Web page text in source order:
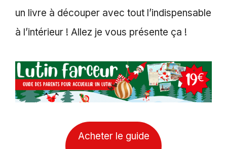
un livre à découper avec tout l’indispensable
à l’intérieur ! Allez je vous présente ça !
Acheter le guide